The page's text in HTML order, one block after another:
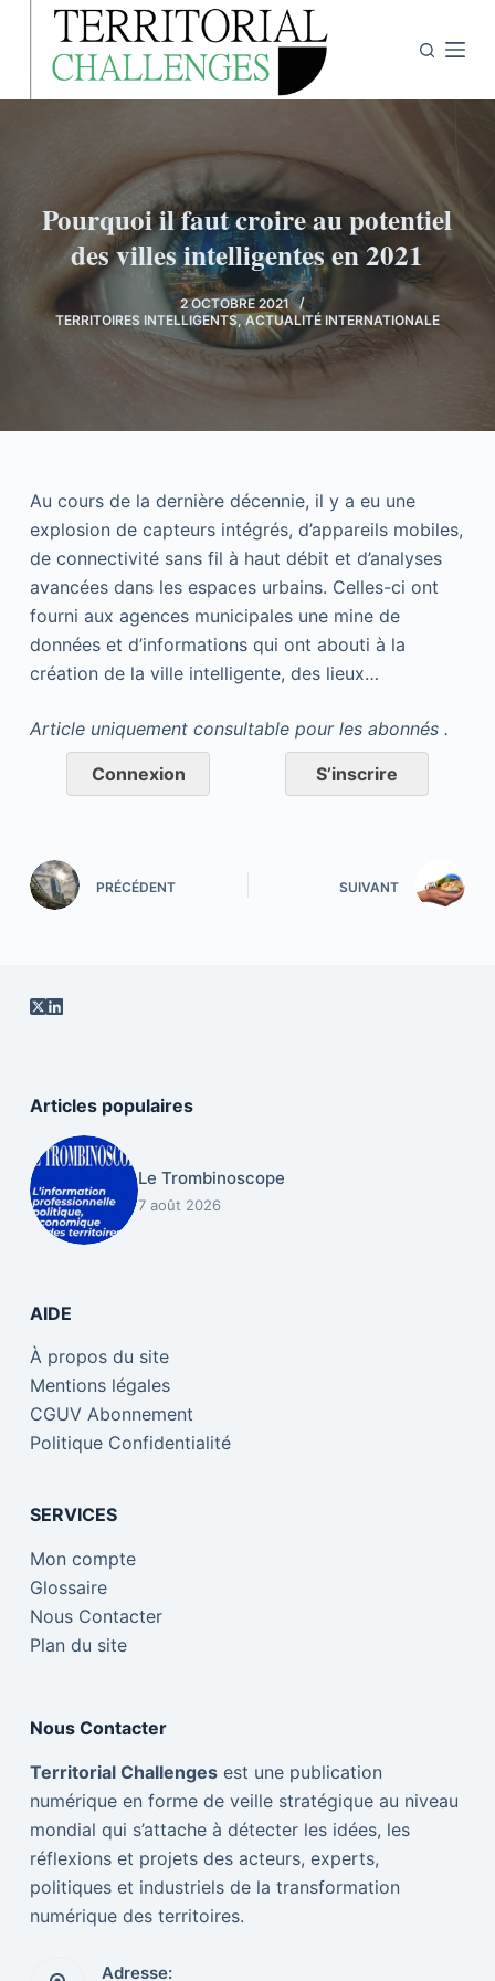
u
Pourquoi il faut croire au potentiel
des villes intelligentes en 2021
2 OCTOBRE 2021
TERRITOIRES INTELLIGENTS,ACTUALITÉ INTERNATIONALE
Au cours de la dernière décennie, il y a eu une
explosion de capteurs intégrés, d’appareils mobiles,
de connectivité sans fil à haut débit et d’analyses
avancées dans les espaces urbains. Celles-ci ont
fourni aux agences municipales une mine de
données et d’informations qui ont abouti à la
création de la ville intelligente, des lieux…
Article uniquement consultable pour les abonnés .
Connexion S’inscrire
PRÉCÉDENT SUIVANT
Articles populaires
Le Trombinoscope
7 août 2026
AIDE
À propos du site
Mentions légales
CGUV Abonnement
Politique Confidentialité
SERVICES
Mon compte
Glossaire
Nous Contacter
Plan du site
Nous Contacter
Territorial Challengesest une publication
numérique en forme de veille stratégique au niveau
mondial qui s’attache à détecter les idées, les
réflexions et projets des acteurs, experts,
politiques et industriels de la transformation
numérique des territoires.
Adresse: